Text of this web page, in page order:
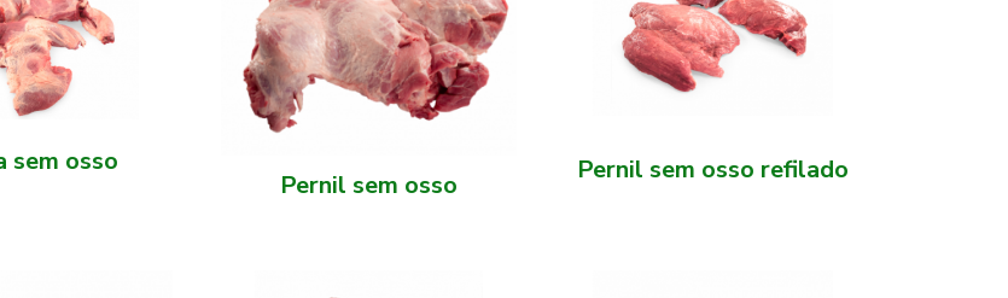
sem osso
Pernil sem osso Pernil sem osso refilado